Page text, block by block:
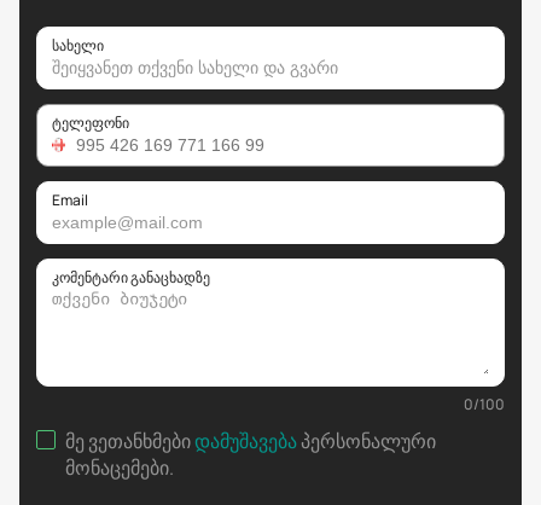
სახელი
ტელეფონი
Email
კომენტარი განაცხადზე
0/100
მე ვეთანხმებიდამუშავებაპერსონალური
მონაცემები.